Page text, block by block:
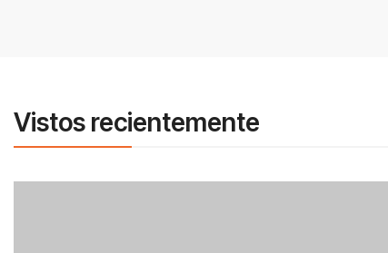
Vistos recientemente